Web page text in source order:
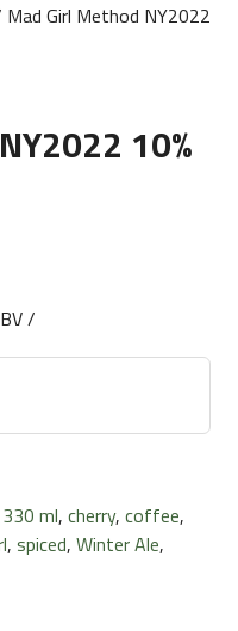
Girl Method NY2022
10%
/
330 ml, cherry, coffee,
, spiced, Winter Ale,